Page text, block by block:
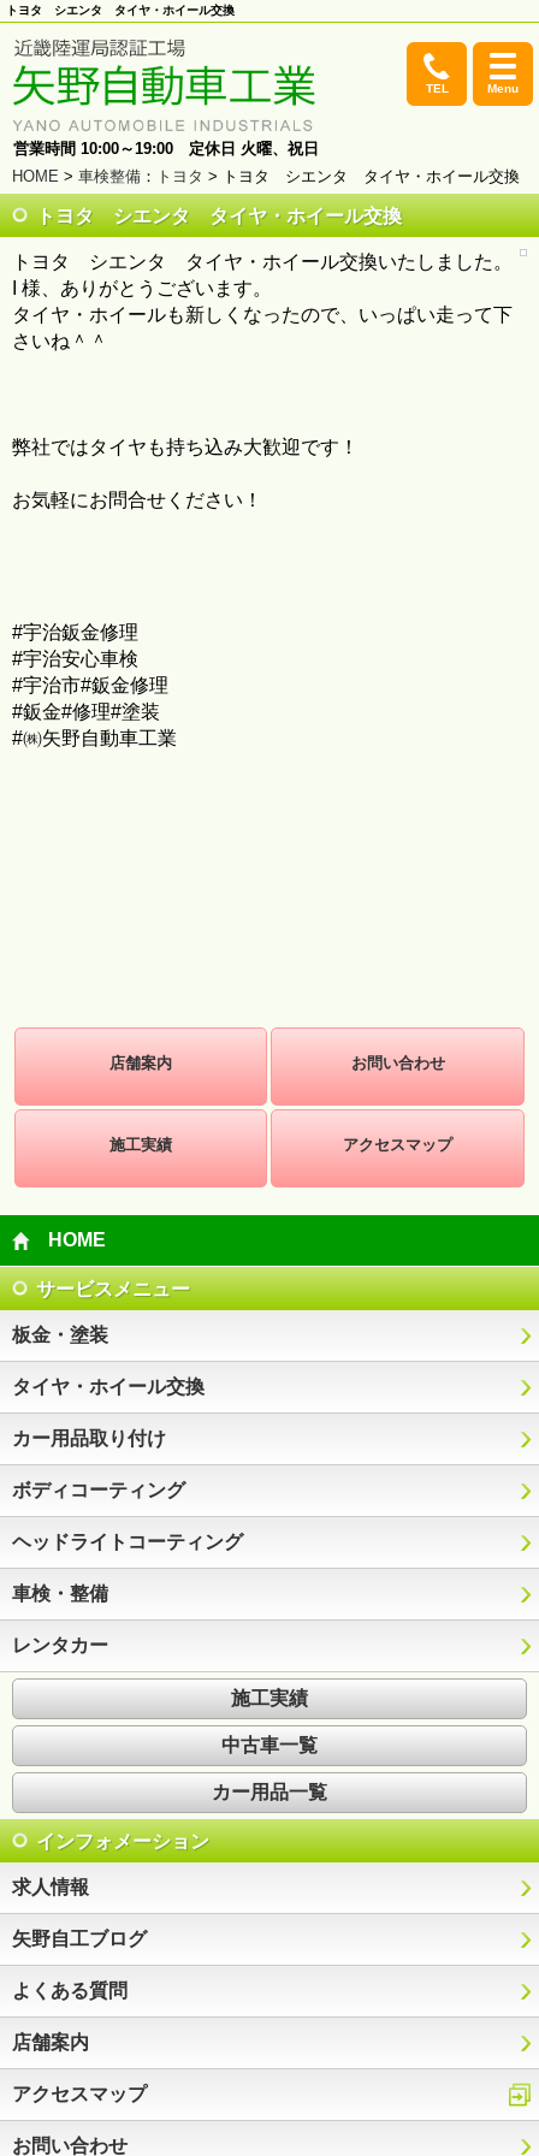
トヨタ シエンタ タイヤ・ホイール交換
TEL Menu
営業時間 10:00～19:00 定休日 火曜、祝日
HOME > 車検整備 ： トヨタ > トヨタ シエンタ タイヤ・ホイール交換
トヨタ シエンタ タイヤ・ホイール交換
トヨタ シエンタ タイヤ・ホイール交換いたしました。
I 様、ありがとうございます。
タイヤ・ホイールも新しくなったので、いっぱい走って下
さいね＾＾
弊社ではタイヤも持ち込み大歓迎です！
お気軽にお問合せください！
#宇治鈑金修理
#宇治安心車検
#宇治市#鈑金修理
#鈑金#修理#塗装
#㈱矢野自動車工業
店舗案内 お問い合わせ
施工実績 アクセスマップ
HOME
サービスメニュー
板金・塗装
タイヤ・ホイール交換
カー用品取り付け
ボディコーティング
ヘッドライトコーティング
車検・整備
レンタカー
施工実績
中古車一覧
カー用品一覧
インフォメーション
求人情報
矢野自工ブログ
よくある質問
店舗案内
アクセスマップ
お問い合わせ